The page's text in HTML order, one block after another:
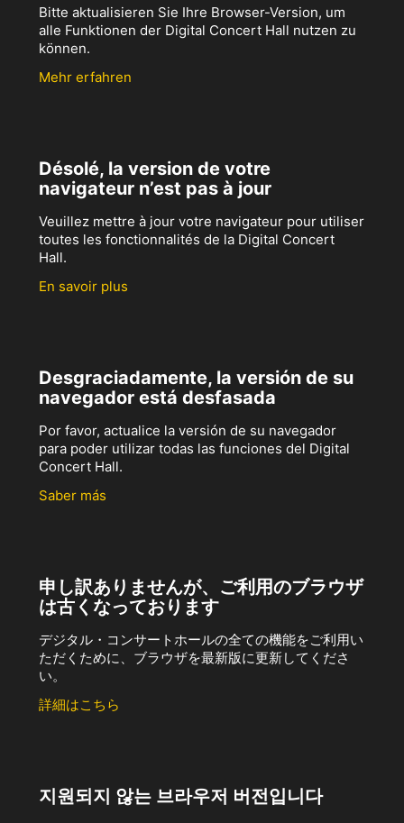
Bitte aktualisieren Sie Ihre Browser-Version, um
alle Funktionen der Digital Concert Hall nutzen zu
können.
Mehr erfahren
Désolé, la version de votre
navigateur n’est pas à jour
Veuillez mettre à jour votre navigateur pour utiliser
toutes les fonctionnalités de la Digital Concert
Hall.
En savoir plus
Desgraciadamente, la versión de su
navegador está desfasada
Por favor, actualice la versión de su navegador
para poder utilizar todas las funciones del Digital
Concert Hall.
Saber más
申し訳ありませんが、ご利用のブラウザ
は古くなっております
デジタル・コンサートホールの全ての機能をご利用い
ただくために、ブラウザを最新版に更新してくださ
い。
詳細はこちら
지원되지 않는 브라우저 버전입니다